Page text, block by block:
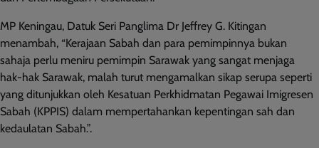
MP Keningau, Datuk Seri Panglima Dr Jeffrey G. Kitingan
menambah, “Kerajaan Sabah dan para pemimpinnya bukan
sahaja perlu meniru pemimpin Sarawak yang sangat menjaga
hak-hak Sarawak, malah turut mengamalkan sikap serupa seperti
yang ditunjukkan oleh Kesatuan Perkhidmatan Pegawai Imigresen
Sabah (KPPIS) dalam mempertahankan kepentingan sah dan
kedaulatan Sabah.”.